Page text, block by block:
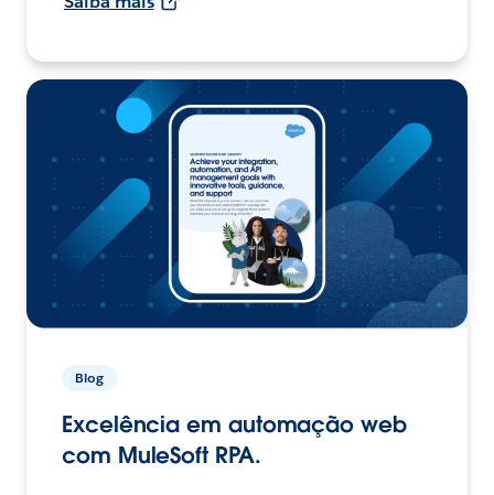
Blog
Excelência em automação web
com MuleSoft RPA.